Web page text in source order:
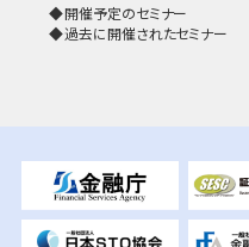
開催予定のセミナー
過去に開催されたセミナー